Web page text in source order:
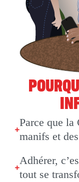
POURQUOI SE SYNDIQUER À
Parce que la
manifs et
Adhérer,
tout se